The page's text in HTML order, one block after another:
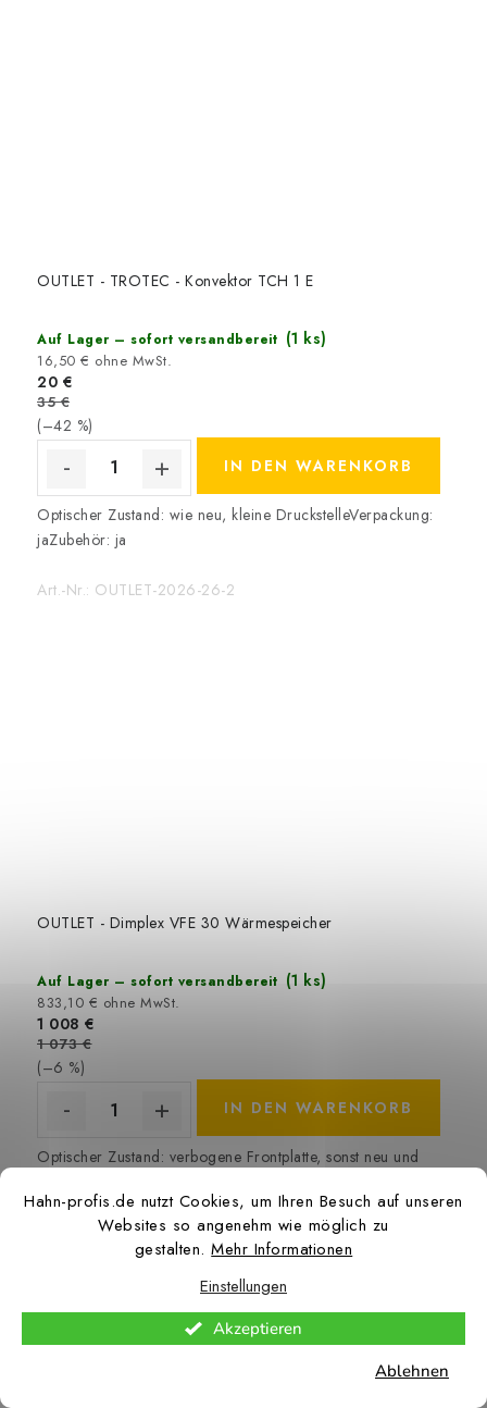
Hahn-profis.de nutzt Cookies, um Ihren Besuch auf unseren
Websites so angenehm wie möglich zu
gestalten.Mehr Informationen
Einstellungen
Ablehnen
Akzeptieren
OUTLET - TROTEC - Konvektor TCH 1 E
Auf Lager – sofort versandbereit (1 ks)
16,50 € ohne MwSt.
20 €
35 €
(–42 %)
IN DEN WARENKORB
Optischer Zustand: wie neu, kleine DruckstelleVerpackung:
jaZubehör: ja
Art.-Nr.: OUTLET-2026-26-2
OUTLET - Dimplex VFE 30 Wärmespeicher
Auf Lager – sofort versandbereit (1 ks)
833,10 € ohne MwSt.
1 008 €
1 073 €
(–6 %)
IN DEN WARENKORB
Optischer Zustand: verbogene Frontplatte, sonst neu und
OUTLET-2025-14-2